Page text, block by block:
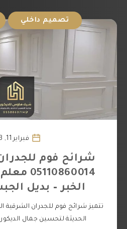
تصميم داخلي
فبراير 11, 2023
شرائح فوم
الخبر – بديل
تتميز شرائح فوم للجدران الشرقية
الحديثة لتحسين جمال